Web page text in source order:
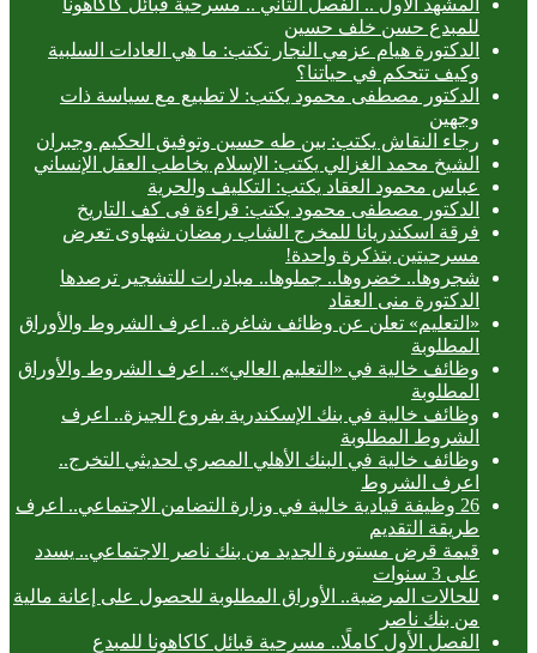
المشهد الأول .. الفصل الثاني .. مسرحية قبائل كاكاهونا
للمبدع حسن خلف حسين
الدكتورة هيام عزمي النجار تكتب: ما هي العادات السلبية
وكيف تتحكم في حياتنا؟
الدكتور مصطفى محمود يكتب: لا تطبيع مع سياسة ذات
وجهين
رجاء النقاش يكتب: بين طه حسين وتوفيق الحكيم وجبران
الشيخ محمد الغزالي يكتب: الإسلام يخاطب العقل الإنساني
عباس محمود العقاد يكتب: التكليف والحرية
الدكتور مصطفى محمود يكتب: قراءة فى كف التاريخ
فرقة اسكندريانا للمخرج الشاب رمضان شهاوى تعرض
مسرحيتين بتذكرة واحدة!
شجروها.. خضروها.. جملوها.. مبادرات للتشجير ترصدها
الدكتورة منى العقاد
«التعليم» تعلن عن وظائف شاغرة.. اعرف الشروط والأوراق
المطلوبة
وظائف خالية في «التعليم العالي».. اعرف الشروط والأوراق
المطلوبة
وظائف خالية في بنك الإسكندرية بفروع الجيزة.. اعرف
الشروط المطلوبة
وظائف خالية في البنك الأهلي المصري لحديثي التخرج..
اعرف الشروط
26 وظيفة قيادية خالية في وزارة التضامن الاجتماعي.. اعرف
طريقة التقديم
قيمة قرض مستورة الجديد من بنك ناصر الاجتماعي.. يسدد
على 3 سنوات
للحالات المرضية.. الأوراق المطلوبة للحصول على إعانة مالية
من بنك ناصر
الفصل الأول كاملًا.. مسرحية قبائل كاكاهونا للمبدع